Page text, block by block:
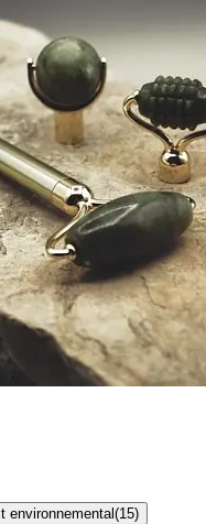
environnemental (15)